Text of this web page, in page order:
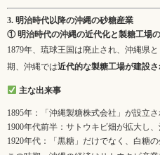
3. 明治時代以降の沖縄の砂糖産業
① 明治時代の沖縄の近代化と製糖工場
1879年、琉球王国は廃止され、沖縄県
期、沖縄では近代的な製糖工場が建設
主な出来事
1895年：「沖縄製糖株式会社」が設立
1900年代前半：サトウキビ畑が拡大し、
1920年代：「黒糖」だけでなく、白糖の